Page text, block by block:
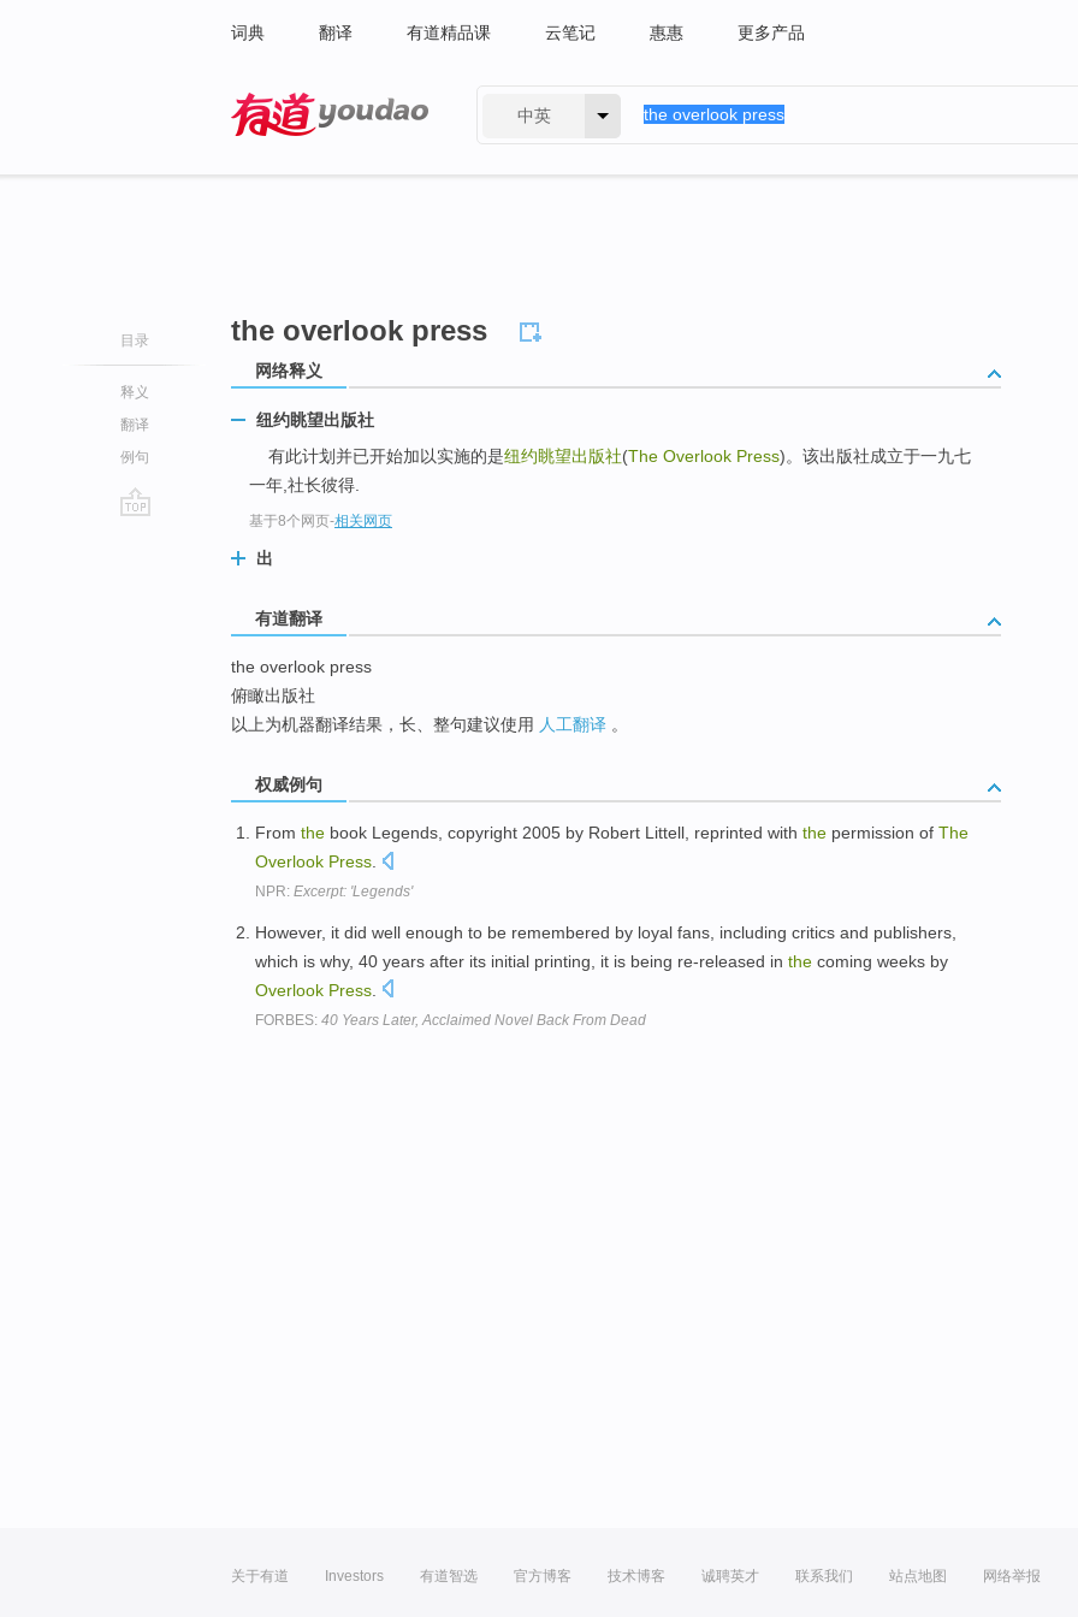
词典 翻译 有道精品课 云笔记 惠惠 更多产品
中英
目录
释义
翻译
例句
the overlook press
网络释义
纽约眺望出版社
有此计划并已开始加以实施的是纽约眺望出版社(The Overlook Press)。该出版社成立于一九七
一年,社长彼得.
基于8个网页-相关网页
出
有道翻译
the overlook press
俯瞰出版社
以上为机器翻译结果，长、整句建议使用 人工翻译 。
权威例句
From the book Legends, copyright 2005 by Robert Littell, reprinted with the permission of The
Overlook Press
NPR: Excerpt: 'Legends'
However, it did well enough to be remembered by loyal fans, including critics and publishers,
which is why, 40 years after its initial printing, it is being re-released in the coming weeks by
Overlook Press
FORBES: 40 Years Later, Acclaimed Novel Back From Dead
关于有道 Investors 有道智选 官方博客 技术博客 诚聘英才 联系我们 站点地图 网络举报